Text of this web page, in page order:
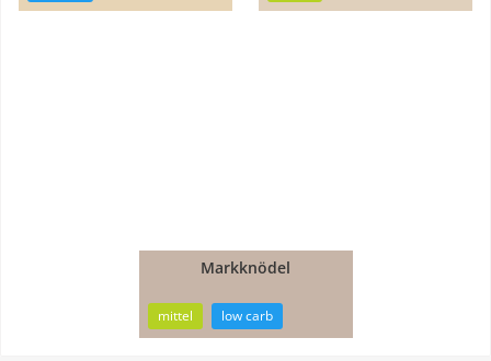
Markknödel
mittel low carb